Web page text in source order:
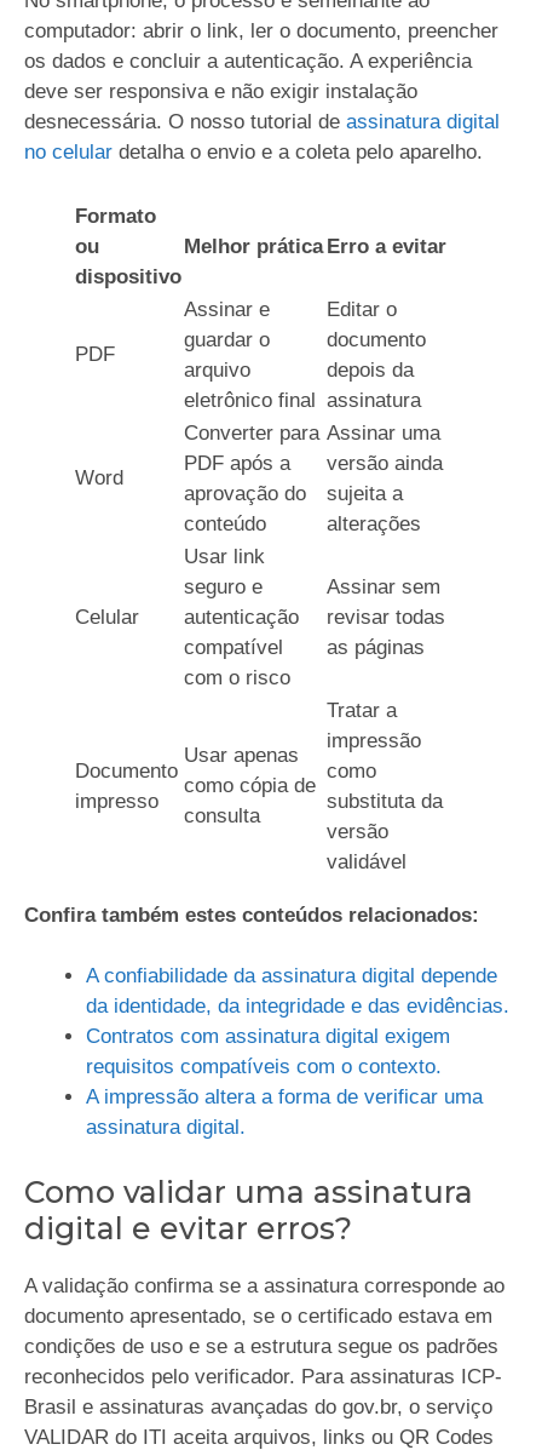
computador: abrir o link, ler o documento, preencher
os dados e concluir a autenticação. A experiência
deve ser responsiva e não exigir instalação
desnecessária. O nosso tutorial de assinatura digital
no celular detalha o envio e a coleta pelo aparelho.
Formato
ou
dispositivo
Melhor prática Erro a evitar
PDF
Assinar e
guardar o
arquivo
eletrônico final
Editar o
documento
depois da
assinatura
Word
Converter para
PDF após a
aprovação do
conteúdo
Assinar uma
versão ainda
sujeita a
alterações
Celular
Usar link
seguro e
autenticação
compatível
com o risco
Assinar sem
revisar todas
as páginas
Documento
impresso
Usar apenas
como cópia de
consulta
Tratar a
impressão
como
substituta da
versão
validável
Confira também estes conteúdos relacionados:
A confiabilidade da assinatura digital depende
da identidade, da integridade e das evidências.
Contratos com assinatura digital exigem
requisitos compatíveis com o contexto.
A impressão altera a forma de verificar uma
assinatura digital.
Como validar uma assinatura
digital e evitar erros?
A validação confirma se a assinatura corresponde ao
documento apresentado, se o certificado estava em
condições de uso e se a estrutura segue os padrões
reconhecidos pelo verificador. Para assinaturas ICP-
Brasil e assinaturas avançadas do gov.br, o serviço
VALIDAR do ITI aceita arquivos, links ou QR Codes